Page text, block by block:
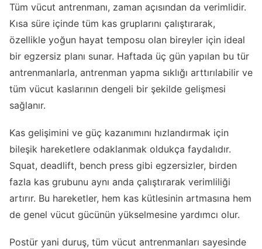
Tüm vücut antrenmanı, zaman açısından da verimlidir.
Kısa süre içinde tüm kas gruplarını çalıştırarak,
özellikle yoğun hayat temposu olan bireyler için ideal
bir egzersiz planı sunar. Haftada üç gün yapılan bu tür
antrenmanlarla, antrenman yapma sıklığı arttırılabilir ve
tüm vücut kaslarının dengeli bir şekilde gelişmesi
sağlanır.
Kas gelişimini ve güç kazanımını hızlandırmak için
bileşik hareketlere odaklanmak oldukça faydalıdır.
Squat, deadlift, bench press gibi egzersizler, birden
fazla kas grubunu aynı anda çalıştırarak verimliliği
artırır. Bu hareketler, hem kas kütlesinin artmasına hem
de genel vücut gücünün yükselmesine yardımcı olur.
Postür yani duruş, tüm vücut antrenmanları sayesinde